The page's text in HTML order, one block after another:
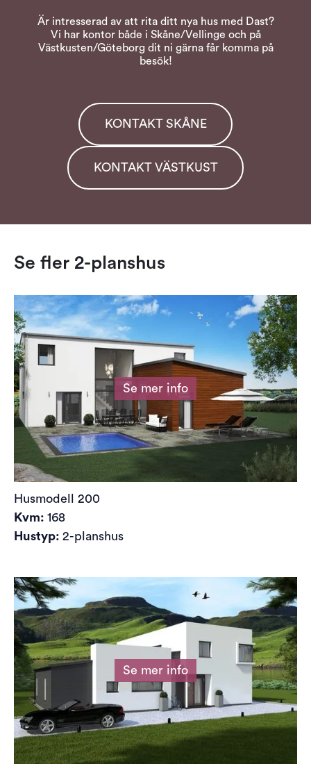
Är intresserad av att rita ditt nya hus med Dast?
Vi har kontor både i Skåne/Vellinge och på
Västkusten/Göteborg dit ni gärna får komma på
besök!
KONTAKT SKÅNE
KONTAKT VÄSTKUST
Se fler 2-planshus
Se mer info
Husmodell 200
Kvm: 168
Hustyp: 2-planshus
Se mer info